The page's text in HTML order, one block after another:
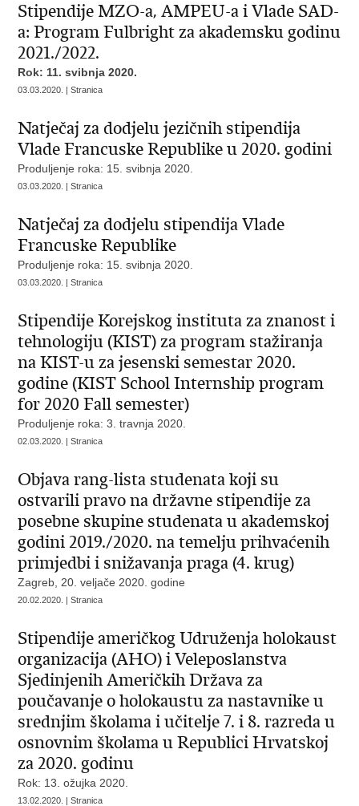
Stipendije MZO-a, AMPEU-a i Vlade SAD-
a: Program Fulbright za akademsku godinu
2021./2022.
Rok: 11. svibnja 2020.
03.03.2020. | Stranica
Natječaj za dodjelu jezičnih stipendija
Vlade Francuske Republike u 2020. godini
Produljenje roka: 15. svibnja 2020.
03.03.2020. | Stranica
Natječaj za dodjelu stipendija Vlade
Francuske Republike
Produljenje roka: 15. svibnja 2020.
03.03.2020. | Stranica
Stipendije Korejskog instituta za znanost i
tehnologiju (KIST) za program stažiranja
na KIST-u za jesenski semestar 2020.
godine (KIST School Internship program
for 2020 Fall semester)
Produljenje roka: 3. travnja 2020.
02.03.2020. | Stranica
Objava rang-lista studenata koji su
ostvarili pravo na državne stipendije za
posebne skupine studenata u akademskoj
godini 2019./2020. na temelju prihvaćenih
primjedbi i snižavanja praga (4. krug)
Zagreb, 20. veljače 2020. godine
20.02.2020. | Stranica
Stipendije američkog Udruženja holokaust
organizacija (AHO) i Veleposlanstva
Sjedinjenih Američkih Država za
poučavanje o holokaustu za nastavnike u
srednjim školama i učitelje 7. i 8. razreda u
osnovnim školama u Republici Hrvatskoj
za 2020. godinu
Rok: 13. ožujka 2020.
13.02.2020. | Stranica